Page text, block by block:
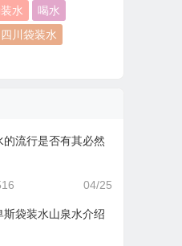
水
喝水
四川袋装水
的流行是否有其必然
04/25
斯袋装水山泉水介绍